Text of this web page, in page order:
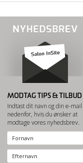
MODTAG TIPS & TILBUD
Indtast dit navn og din e-mail
nedenfor, hvis du ønsker at
modtage vores nyhedsbrev.